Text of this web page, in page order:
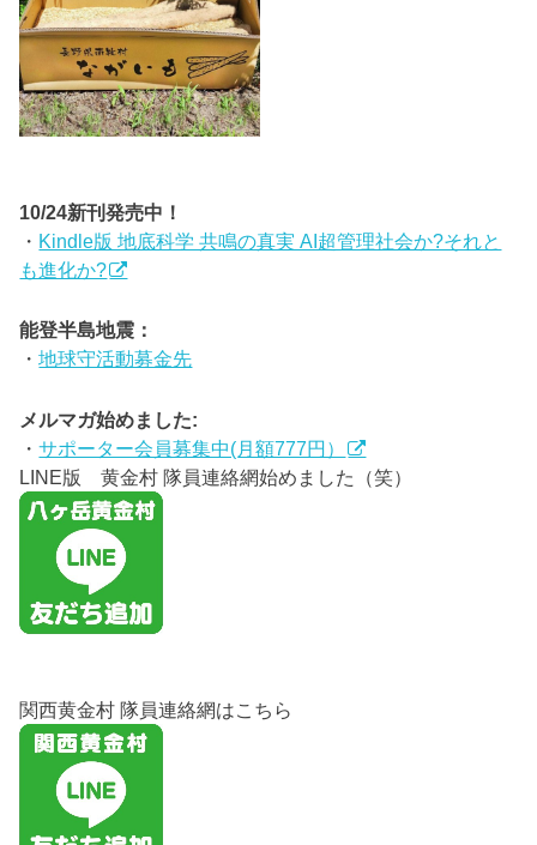
10/24新刊発売中！
・ Kindle版 地底科学 共鳴の真実 AI超管理社会か?それと
も進化か?
能登半島地震：
・地球守活動募金先
メルマガ始めました:
・サポーター会員募集中(月額777円）
LINE版 黄金村 隊員連絡網始めました（笑）
関西黄金村 隊員連絡網はこちら